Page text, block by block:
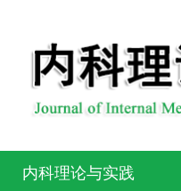
内科理论与实践